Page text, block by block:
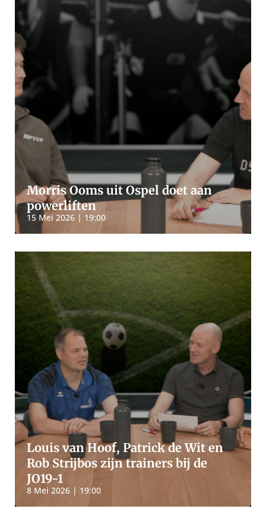
Morris Ooms uit Ospel doet aan
powerliften
15 Mei 2026 | 19:00
Louis van Hoof, Patrick de Wit en
Rob Strijbos zijn trainers bij de
JO19-1
8 Mei 2026 | 19:00